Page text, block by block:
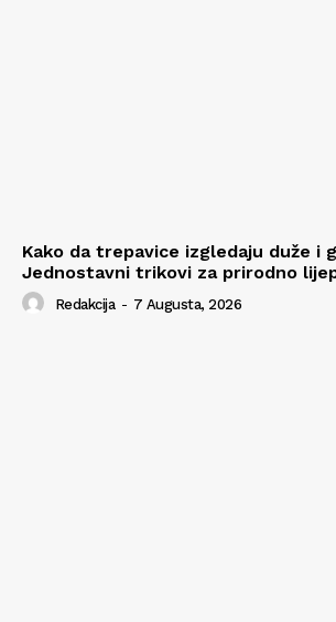
Kako da trepavice izgledaju duže i
Jednostavni trikovi za prirodno
Redakcija - 7 Augusta, 2026